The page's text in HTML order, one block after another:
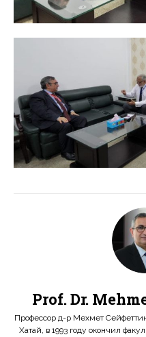
Prof. Dr.
Профессор д-р Мехмет
Хатай, в 1993 году окончил